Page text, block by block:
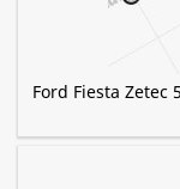
Ford Fiesta Zetec